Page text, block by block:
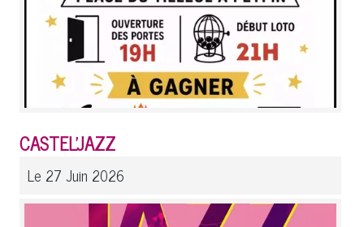
CASTEL'JAZZ
Le 27 Juin 2026